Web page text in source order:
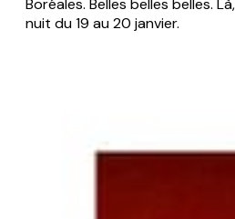
nuit du 19 au 20 janvier.